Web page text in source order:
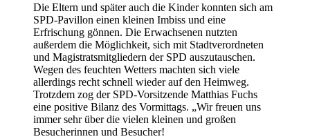
Die Eltern und später auch die Kinder konnten sich am
SPD-Pavillon einen kleinen Imbiss und eine
Erfrischung gönnen. Die Erwachsenen nutzten
außerdem die Möglichkeit, sich mit Stadtverordneten
und Magistratsmitgliedern der SPD auszutauschen.
Wegen des feuchten Wetters machten sich viele
allerdings recht schnell wieder auf den Heimweg.
Trotzdem zog der SPD-Vorsitzende Matthias Fuchs
eine positive Bilanz des Vormittags. „Wir freuen uns
immer sehr über die vielen kleinen und großen
Besucherinnen und Besucher!